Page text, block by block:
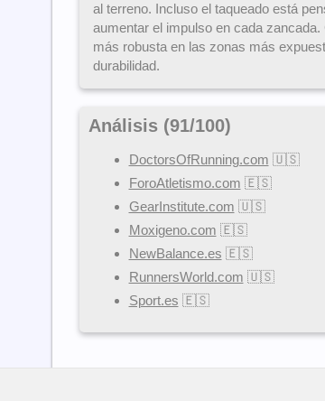
al terreno. Incluso el taqueado está
aumentar el impulso en cada
más robusta en las zonas más
durabilidad.
Análisis (91/100)
DoctorsOfRunning.com 🇺🇸
ForoAtletismo.com 🇪🇸
GearInstitute.com 🇺🇸
Moxigeno.com 🇪🇸
NewBalance.es 🇪🇸
RunnersWorld.com 🇺🇸
Sport.es 🇪🇸